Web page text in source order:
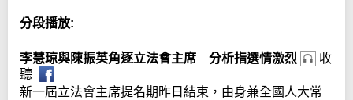
分段播放:
李慧琼與陳振英角逐立法會主席 分析指選情激烈
收
聽
新一屆立法會主席提名期昨日結束，由身兼全國人大常